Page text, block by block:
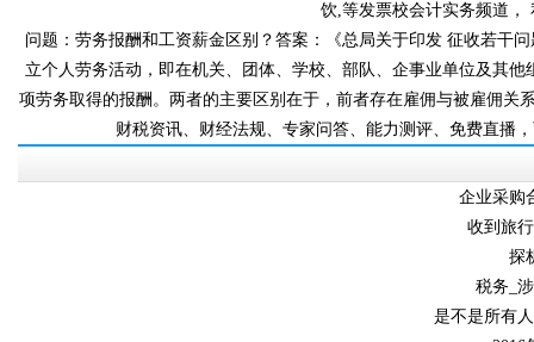
饮,等发票校会计实务频道
问题：劳务报酬和工资薪金区别？答案：《总局关于印发 征收
立个人劳务活动，即在机关、团体、学校、部队、企事业单位
项劳务取得的报酬。两者的主要区别在于，前者存在雇佣与被雇佣关
财税资讯、财经法规、专家问答、能力测评、免费
企业采购
收到旅行
探
税务_
是不是所有人